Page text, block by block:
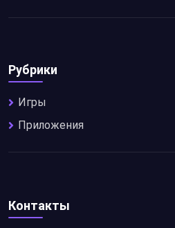
Рубрики
Игры
Приложения
Контакты